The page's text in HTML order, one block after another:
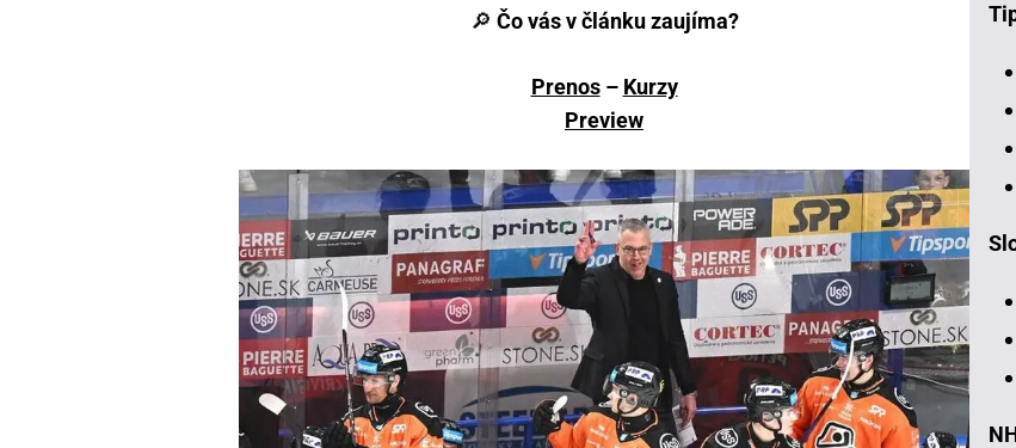
🔎 Čo vás v článku zaujíma?
Prenos– Kurzy
Preview